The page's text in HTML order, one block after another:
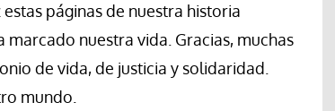
páginas de nuestra historia
marcado nuestra vida. Gracias, muchas
de vida, de justicia y solidaridad.
mundo.